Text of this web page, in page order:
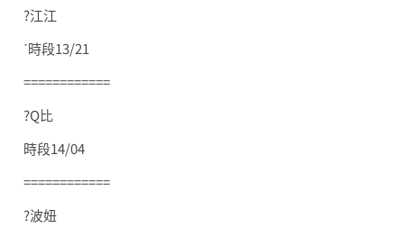
?江江
ˊ時段13/21
============
?Q比
時段14/04
============
?波妞